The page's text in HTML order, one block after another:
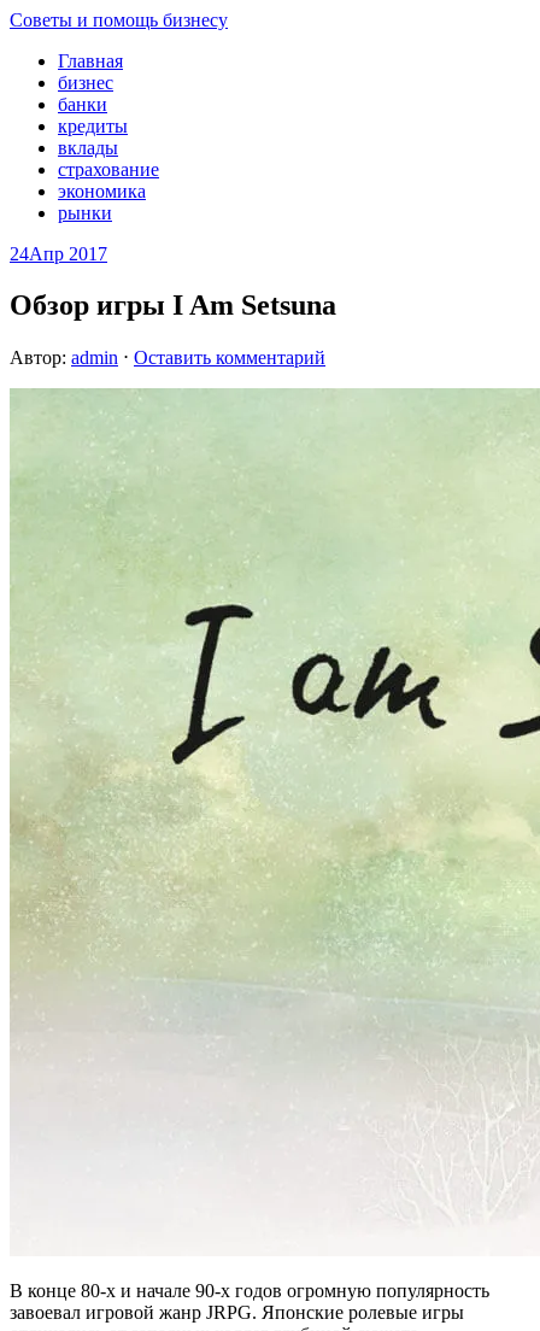
Советы и помощь бизнесу
Главная
бизнес
банки
кредиты
вклады
страхование
экономика
рынки
24Апр 2017
Обзор игры I Am Setsuna
Автор: admin ⋅ Оставить комментарий
В конце 80-х и начале 90-х годов огромную популярность
завоевал игровой жанр JRPG. Японские ролевые игры